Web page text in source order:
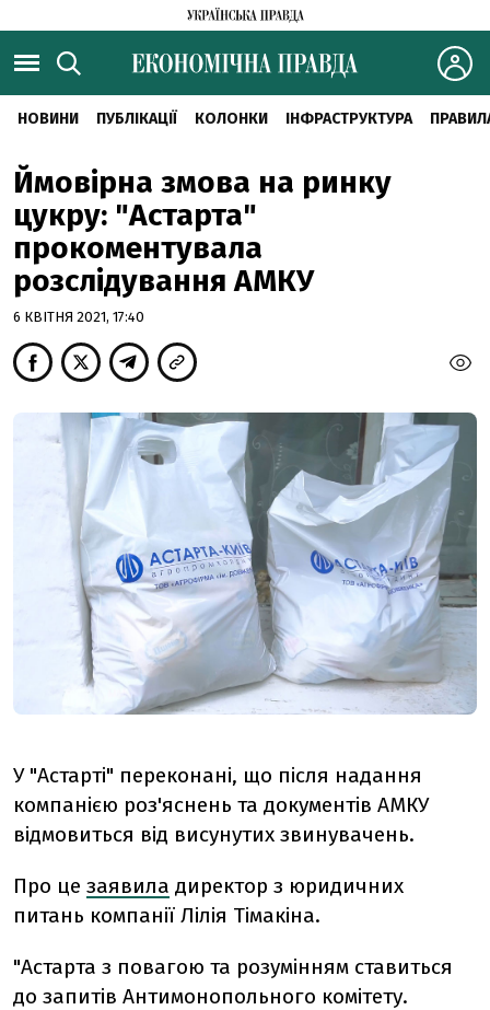
НОВИНИ ПУБЛІКАЦІЇ КОЛОНКИ ІНФРАСТРУКТУРА
Ймовірна змова на ринку
цукру: "Астарта"
прокоментувала
розслідування АМКУ
6 КВІТНЯ 2021, 17:40
У "Астарті" переконані, що після надання
компанією роз'яснень та документів АМКУ
відмовиться від висунутих звинувачень.
Про це заявила директор з юридичних
питань компанії Лілія Тімакіна.
"Астарта з повагою та розумінням ставиться
до запитів Антимонопольного комітету.